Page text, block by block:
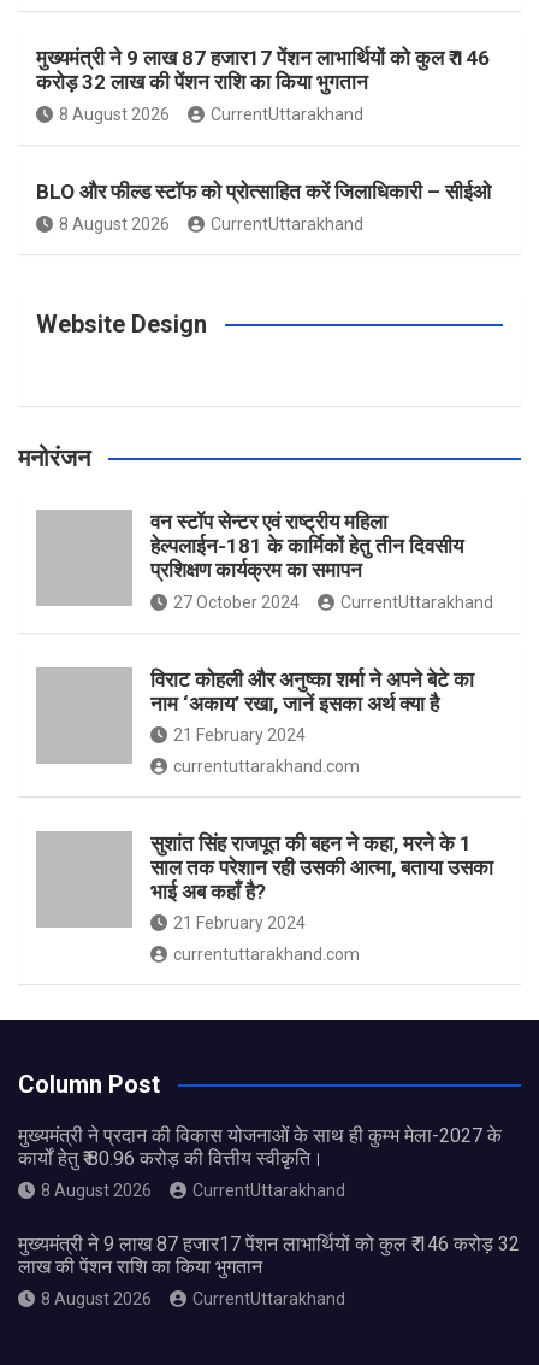
b
o
k
a
g
a
e
r
s
t
e
u
मुख्यमंत्री ने 9 लाख 87 हजार17 पेंशन लाभार्थियों को कुल ₹ 146
करोड़ 32 लाख की पेंशन राशि का किया भुगतान
8 August 2026 CurrentUttarakhand
BLO और फील्ड स्टॉफ को प्रोत्साहित करें जिलाधिकारी – सीईओ
8 August 2026 CurrentUttarakhand
Website Design
मनोरंजन
वन स्टॉप सेन्टर एवं राष्ट्रीय महिला
हेल्पलाईन-181 के कार्मिकों हेतु तीन दिवसीय
प्रशिक्षण कार्यक्रम का समापन
27 October 2024 CurrentUttarakhand
विराट कोहली और अनुष्का शर्मा ने अपने बेटे का
नाम ‘अकाय’ रखा, जानें इसका अर्थ क्‍या है
21 February 2024
currentuttarakhand.com
सुशांत सिंह राजपूत की बहन ने कहा, मरने के 1
साल तक परेशान रही उसकी आत्मा, बताया उसका
भाई अब कहाँ है?
21 February 2024
currentuttarakhand.com
Column Post
मुख्यमंत्री ने प्रदान की विकास योजनाओं के साथ ही कुम्भ मेला-2027 के
कार्यों हेतु ₹ 80.96 करोड़ की वित्तीय स्वीकृति।
8 August 2026 CurrentUttarakhand
मुख्यमंत्री ने 9 लाख 87 हजार17 पेंशन लाभार्थियों को कुल ₹ 146 करोड़ 32
लाख की पेंशन राशि का किया भुगतान
8 August 2026 CurrentUttarakhand